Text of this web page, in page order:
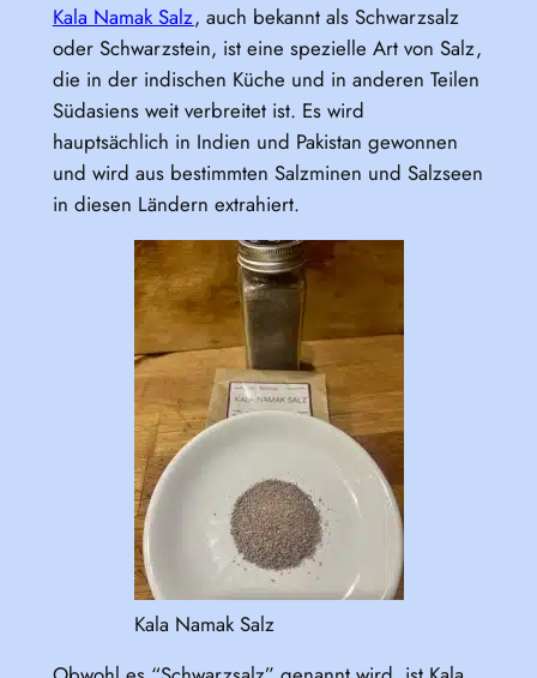
Kala Namak Salz, auch bekannt als Schwarzsalz
oder Schwarzstein, ist eine spezielle Art von Salz,
die in der indischen Küche und in anderen Teilen
Südasiens weit verbreitet ist. Es wird
hauptsächlich in Indien und Pakistan gewonnen
und wird aus bestimmten Salzminen und Salzseen
in diesen Ländern extrahiert.
Kala Namak Salz